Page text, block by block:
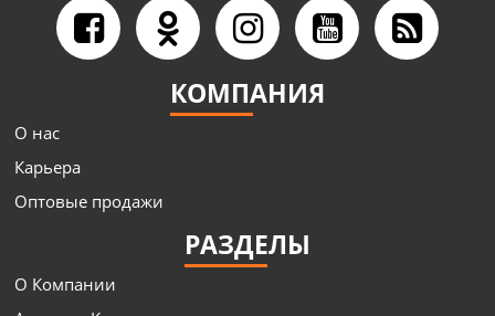
КОМПАНИЯ
О нас
Карьера
Оптовые продажи
РАЗДЕЛЫ
О Компании